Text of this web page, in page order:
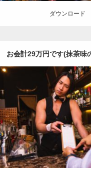
ダウンロード
お会計29万円です(抹茶味
1杯飲んだだけ
Update:
Category:バーのマ
ダウンロード